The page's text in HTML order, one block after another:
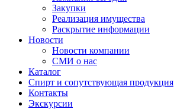
Закупки
Реализация имущества
Раскрытие информации
Новости
Новости компании
СМИ о нас
Каталог
Спирт и сопутствующая продукция
Контакты
Экскурсии